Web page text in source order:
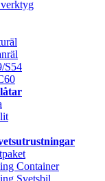
S54
Container
Svetsbil